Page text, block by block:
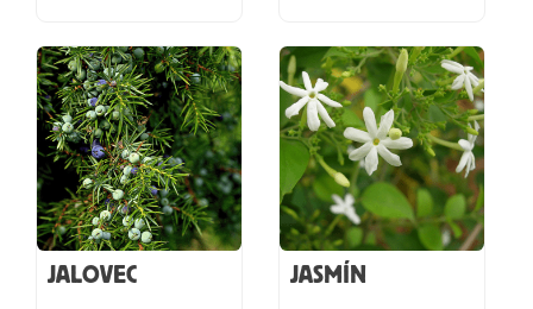
JALOVEC JASMÍN